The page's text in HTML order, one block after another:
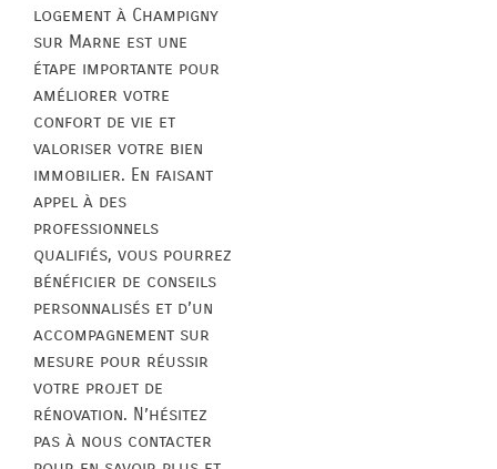
logement à Champigny
sur Marne est une
étape importante pour
améliorer votre
confort de vie et
valoriser votre bien
immobilier. En faisant
appel à des
professionnels
qualifiés, vous pourrez
bénéficier de conseils
personnalisés et d’un
accompagnement sur
mesure pour réussir
votre projet de
rénovation. N’hésitez
pas à nous contacter